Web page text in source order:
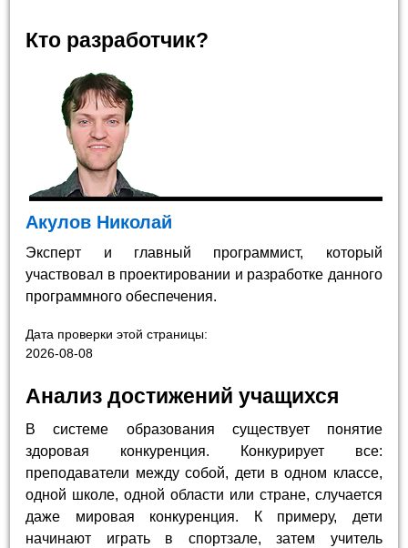
Кто разработчик?
Акулов Николай
Эксперт и главный программист, который
участвовал в проектировании и разработке данного
программного обеспечения.
Дата проверки этой страницы:
2026-08-08
Анализ достижений учащихся
В системе образования существует понятие
здоровая конкуренция. Конкурирует все:
преподаватели между собой, дети в одном классе,
одной школе, одной области или стране, случается
даже мировая конкуренция. К примеру, дети
начинают играть в спортзале, затем учитель